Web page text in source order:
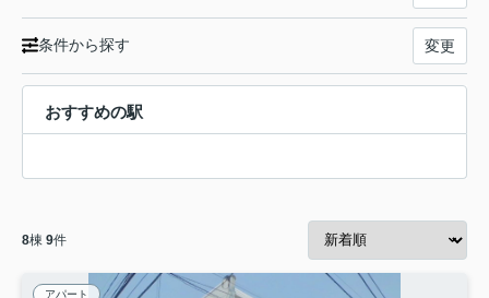
条件から探す 変更
おすすめの駅
8棟 9件
アパート